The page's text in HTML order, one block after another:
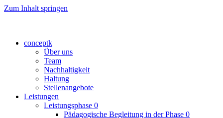
Zum Inhalt springen
conceptk
Über uns
Team
Nachhaltigkeit
Haltung
Stellenangebote
Leistungen
Leistungsphase 0
Pädagogische Begleitung in der Phase 0